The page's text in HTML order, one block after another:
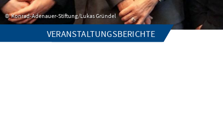
Konrad-Adenauer-Stiftung/Lukas Gründel
VERANSTALTUNGSBERICHTE